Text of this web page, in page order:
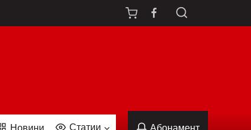
Новини Статии Абонамент